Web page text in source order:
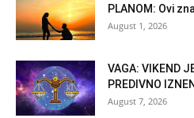
PLANOM: Ovi
August 1, 2026
VAGA: VIKEND
PREDIVNO
August 7, 2026